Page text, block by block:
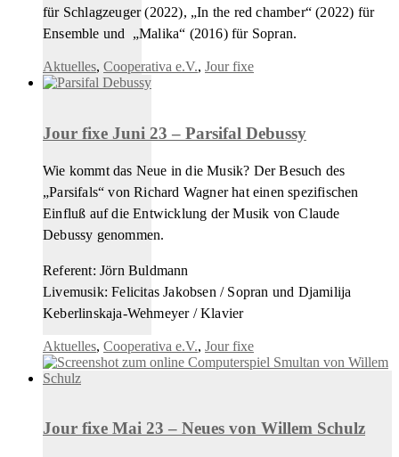
für Schlagzeuger (2022), „In the red chamber“ (2022) für
Ensemble und „Malika“ (2016) für Sopran.
Aktuelles, Cooperativa e.V., Jour fixe
Jour fixe Juni 23 – Parsifal Debussy
Wie kommt das Neue in die Musik? Der Besuch des
„Parsifals“ von Richard Wagner hat einen spezifischen
Einfluß auf die Entwicklung der Musik von Claude
Debussy genommen.
Referent: Jörn Buldmann
Livemusik: Felicitas Jakobsen / Sopran und Djamilija
Keberlinskaja-Wehmeyer / Klavier
Aktuelles, Cooperativa e.V., Jour fixe
Jour fixe Mai 23 – Neues von Willem Schulz